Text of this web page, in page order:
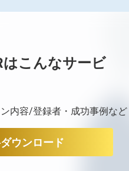
はこんなサービ
内容/登録者・成功事例など
ウンロード